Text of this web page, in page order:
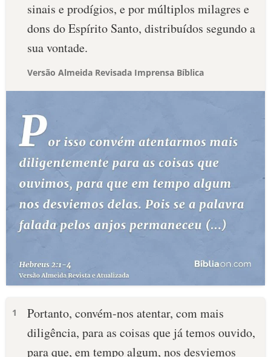
sinais e prodígios, e por múltiplos milagres e
dons do Espírito Santo, distribuídos segundo a
sua vontade.
Versão Almeida Revisada Imprensa Bíblica
1
Portanto, convém-nos atentar, com mais
diligência, para as coisas que já temos ouvido,
para que, em tempo algum, nos desviemos